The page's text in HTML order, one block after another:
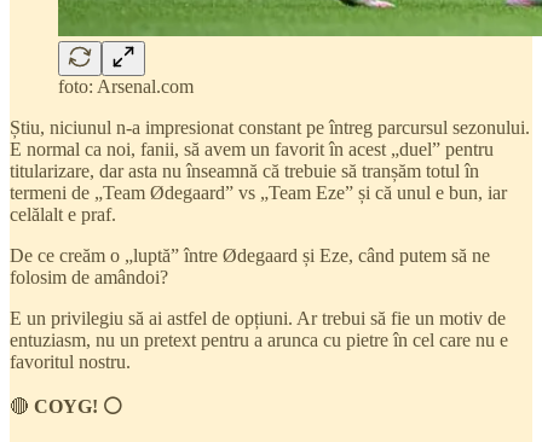
foto: Arsenal.com
Știu, niciunul n-a impresionat constant pe întreg parcursul sezonului.
E normal ca noi, fanii, să avem un favorit în acest „duel” pentru
titularizare, dar asta nu înseamnă că trebuie să tranșăm totul în
termeni de „Team Ødegaard” vs „Team Eze” și că unul e bun, iar
celălalt e praf.
De ce creăm o „luptă” între Ødegaard și Eze, când putem să ne
folosim de amândoi?
E un privilegiu să ai astfel de opțiuni. Ar trebui să fie un motiv de
entuziasm, nu un pretext pentru a arunca cu pietre în cel care nu e
favoritul nostru.
🔴 COYG! ⚪